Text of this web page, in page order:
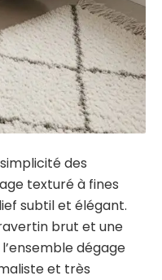
des
texturé à fines
subtil et élégant.
brut et une
dégage
et très